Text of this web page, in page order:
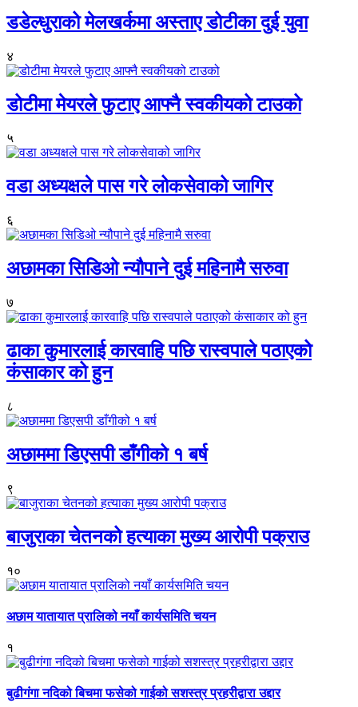
डडेल्धुराको मेलखर्कमा अस्ताए डोटीका दुई युवा
४
डोटीमा मेयरले फुटाए आफ्नै स्वकीयको टाउको
५
वडा अध्यक्षले पास गरे लोकसेवाको जागिर
६
अछामका सिडिओ न्यौपाने दुई महिनामै सरुवा
७
ढाका कुमारलाई कारवाहि पछि रास्वपाले पठाएको
कंसाकार को हुन
८
अछाममा डिएसपी डाँगीको १ बर्ष
९
बाजुराका चेतनको हत्याका मुख्य आरोपी पक्राउ
१०
अछाम यातायात प्रालिको नयाँ कार्यसमिति चयन
१
बुढीगंगा नदिको बिचमा फसेको गाईको सशस्त्र प्रहरीद्वारा उद्दार